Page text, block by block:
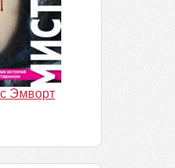
Эмворт